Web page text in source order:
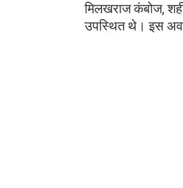
मिलखराज कंबोज,
उपस्थित थे। इस